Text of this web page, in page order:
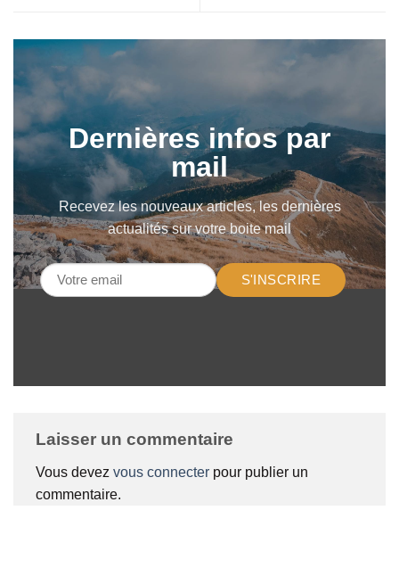
Dernières infos par
mail
Recevez les nouveaux articles, les dernières
actualités sur votre boite mail
S'INSCRIRE
Laisser un commentaire
Vous devez vous connecter pour publier un
commentaire.